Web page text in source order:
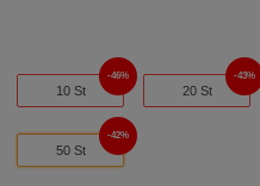
10 St
46%
20 St
43%
50 St
42%